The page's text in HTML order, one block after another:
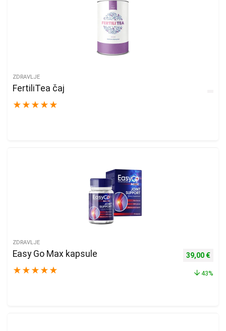
ZDRAVLJE
FertiliTea čaj
★ ★ ★ ★ ★
ZDRAVLJE
Easy Go Max kapsule
★ ★ ★ ★ ★
Izvorna
39,00 €
43%